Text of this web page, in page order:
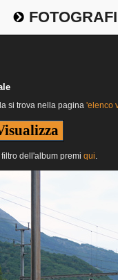
si trova nella pagina 'elenco
dell'album premi qui.